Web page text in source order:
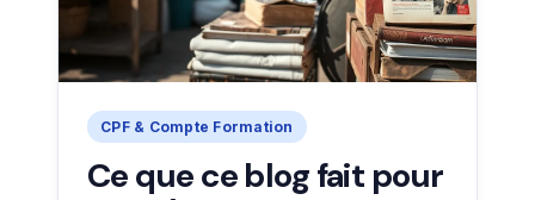
CPF & Compte Formation
Ce que ce blog fait pour